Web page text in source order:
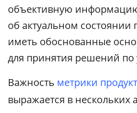
объективную
об актуальном состоянии
иметь обоснованные
для принятия решений
Важность метрики
выражается в нескольких